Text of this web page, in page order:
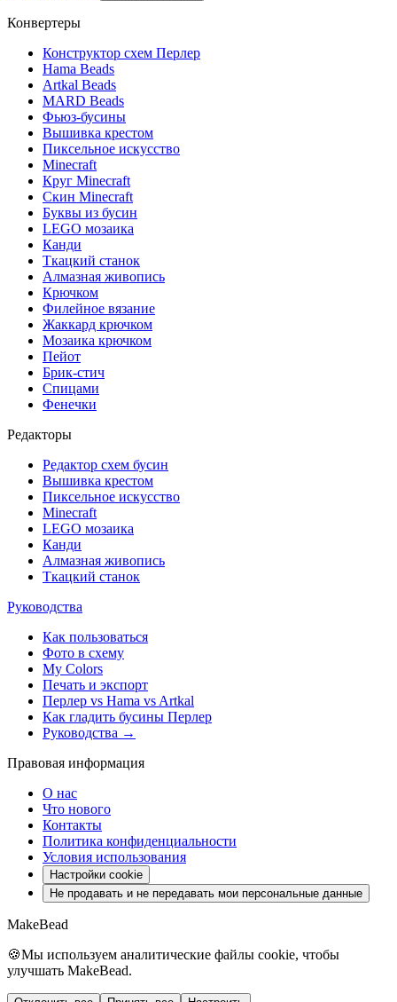
Конвертеры
Конструктор схем Перлер
Hama Beads
Artkal Beads
MARD Beads
Фьюз-бусины
Вышивка крестом
Пиксельное искусство
Minecraft
Круг Minecraft
Скин Minecraft
Буквы из бусин
LEGO мозаика
Канди
Ткацкий станок
Алмазная живопись
Крючком
Филейное вязание
Жаккард крючком
Мозаика крючком
Пейот
Брик-стич
Спицами
Фенечки
Редакторы
Редактор схем бусин
Вышивка крестом
Пиксельное искусство
Minecraft
LEGO мозаика
Канди
Алмазная живопись
Ткацкий станок
Руководства
Как пользоваться
Фото в схему
My Colors
Печать и экспорт
Перлер vs Hama vs Artkal
Как гладить бусины Перлер
Руководства →
Правовая информация
О нас
Что нового
Контакты
Политика конфиденциальности
Условия использования
Настройки cookie
Не продавать и не передавать мои персональные данные
MakeBead
🍪Мы используем аналитические файлы cookie, чтобы
улучшать MakeBead.